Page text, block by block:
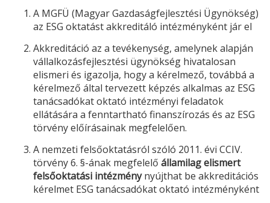
A MGFÜ (Magyar Gazdaságfejlesztési Ügynökség)
az ESG oktatást akkreditáló intézményként jár el
Akkreditáció az a tevékenység, amelynek alapján
vállalkozásfejlesztési ügynökség hivatalosan
elismeri és igazolja, hogy a kérelmező, továbbá a
kérelmező által tervezett képzés alkalmas az ESG
tanácsadókat oktató intézményi feladatok
ellátására a fenntartható finanszírozás és az ESG
törvény előírásainak megfelelően.
A nemzeti felsőoktatásról szóló 2011. évi CCIV.
törvény 6. §-ának megfelelő államilag elismert
felsőoktatási intézménynyújthat be akkreditációs
kérelmet ESG tanácsadókat oktató intézményként